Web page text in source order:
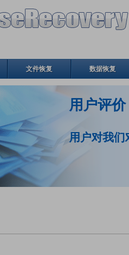
文件恢复 数据恢复
用户评价
用户对我们